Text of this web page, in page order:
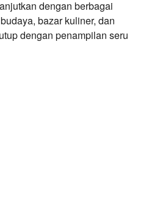
dengan berbagai
bazar kuliner, dan
dengan penampilan seru